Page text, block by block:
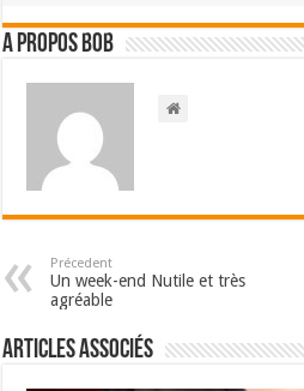
A propos bOb
Précedent
Un week-end Nutile et très
agréable
Articles associés